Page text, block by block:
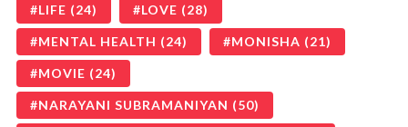
LIFE (24) LOVE (28)
MENTAL HEALTH (24) MONISHA (21)
MOVIE (24)
NARAYANI SUBRAMANIYAN (50)